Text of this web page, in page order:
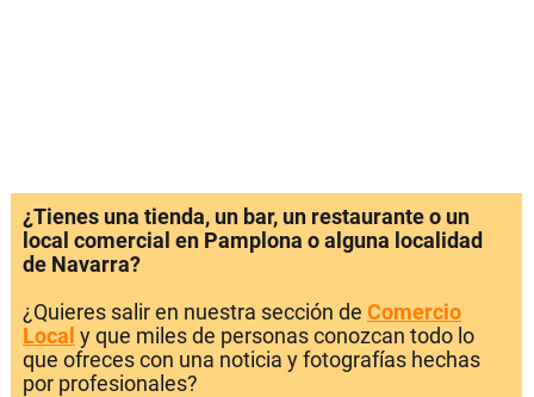
¿Tienes una tienda, un bar, un restaurante o un
local comercial en Pamplona o alguna localidad
de Navarra?
¿Quieres salir en nuestra sección de Comercio
Local y que miles de personas conozcan todo lo
que ofreces con una noticia y fotografías hechas
por profesionales?